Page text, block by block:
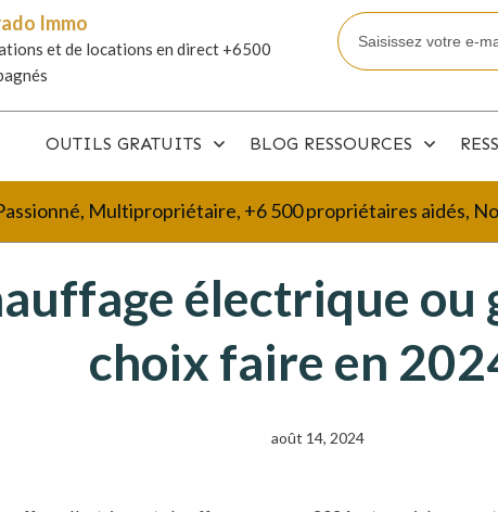
Immo
et de locations en direct +6500
OUTILS GRATUITS BLOG RESSOURCES
Multipropriétaire, +6 500 propriétaires aidés,
électrique ou
choix faire en
août 14, 2024